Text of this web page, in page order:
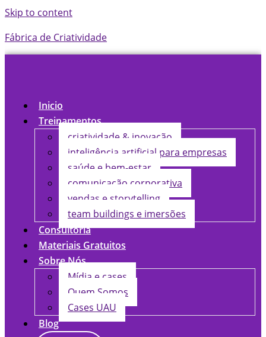
Skip to content
Fábrica de Criatividade
Inicio
Treinamentos
criatividade & inovação
inteligência artificial para empresas
saúde e bem-estar
comunicação corporativa
vendas e storytelling
team buildings e imersões
Consultoria
Materiais Gratuitos
Sobre Nós
Mídia e cases
Quem Somos
Cases UAU
Blog